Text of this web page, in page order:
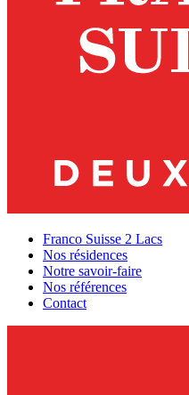
Franco Suisse 2 Lacs
Nos résidences
Notre savoir-faire
Nos références
Contact